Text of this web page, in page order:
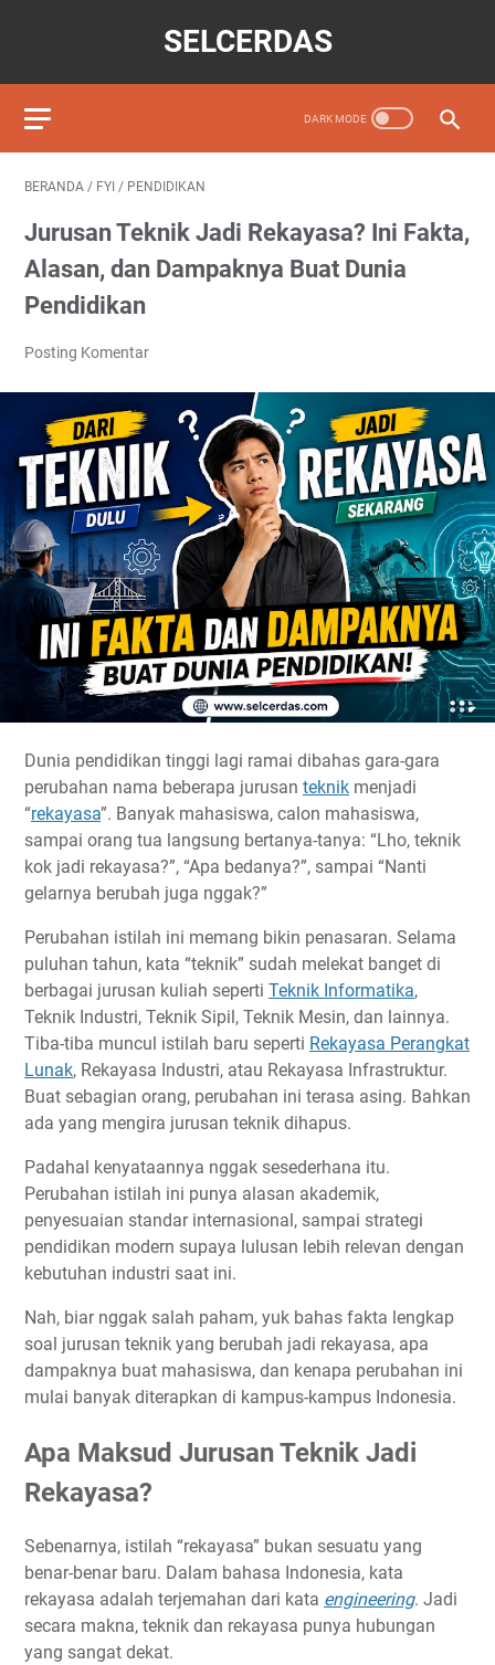
SELCERDAS
BERANDA / FYI / PENDIDIKAN
Jurusan Teknik Jadi Rekayasa? Ini Fakta,
Alasan, dan Dampaknya Buat Dunia
Pendidikan
Posting Komentar
Dunia pendidikan tinggi lagi ramai dibahas gara-gara
perubahan nama beberapa jurusan teknik menjadi
“rekayasa”. Banyak mahasiswa, calon mahasiswa,
sampai orang tua langsung bertanya-tanya: “Lho, teknik
kok jadi rekayasa?”, “Apa bedanya?”, sampai “Nanti
gelarnya berubah juga nggak?”
Perubahan istilah ini memang bikin penasaran. Selama
puluhan tahun, kata “teknik” sudah melekat banget di
berbagai jurusan kuliah seperti Teknik Informatika,
Teknik Industri, Teknik Sipil, Teknik Mesin, dan lainnya.
Tiba-tiba muncul istilah baru seperti Rekayasa Perangkat
Lunak, Rekayasa Industri, atau Rekayasa Infrastruktur.
Buat sebagian orang, perubahan ini terasa asing. Bahkan
ada yang mengira jurusan teknik dihapus.
Padahal kenyataannya nggak sesederhana itu.
Perubahan istilah ini punya alasan akademik,
penyesuaian standar internasional, sampai strategi
pendidikan modern supaya lulusan lebih relevan dengan
kebutuhan industri saat ini.
Nah, biar nggak salah paham, yuk bahas fakta lengkap
soal jurusan teknik yang berubah jadi rekayasa, apa
dampaknya buat mahasiswa, dan kenapa perubahan ini
mulai banyak diterapkan di kampus-kampus Indonesia.
Apa Maksud Jurusan Teknik Jadi
Rekayasa?
Sebenarnya, istilah “rekayasa” bukan sesuatu yang
benar-benar baru. Dalam bahasa Indonesia, kata
rekayasa adalah terjemahan dari kata engineering. Jadi
secara makna, teknik dan rekayasa punya hubungan
yang sangat dekat.